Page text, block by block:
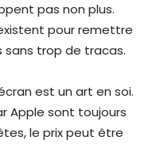
pas non plus.
pour remettre
sans trop de tracas.
est un art en soi.
Apple sont toujours
le prix peut être